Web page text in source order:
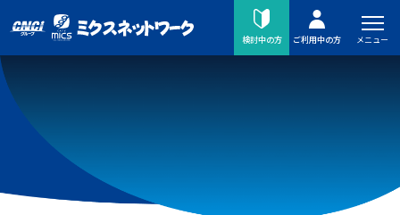
検討中の方 ご利用中の方 メニュー